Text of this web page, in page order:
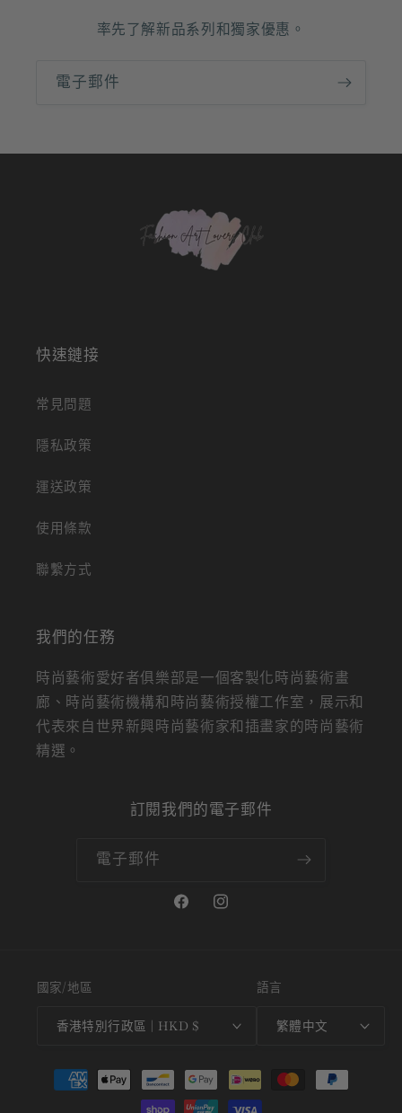
率先了解新品系列和獨家優惠。
電子郵件
快速鏈接
常見問題
隱私政策
運送政策
使用條款
聯繫方式
我們的任務
時尚藝術愛好者俱樂部是一個客製化時尚藝術畫
廊、時尚藝術機構和時尚藝術授權工作室，展示和
代表來自世界新興時尚藝術家和插畫家的時尚藝術
精選。
訂閱我們的電子郵件
電子郵件
FacebookInstagram
國家/地區
香港特別行政區 | HKD $
語言
繁體中文